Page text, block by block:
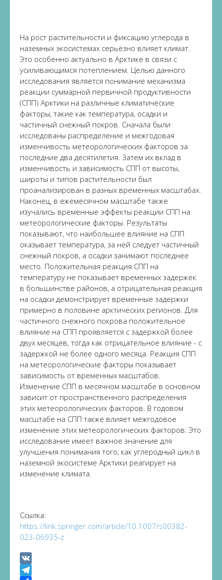
На рост растительности и фиксацию углерода в
наземных экосистемах серьёзно влияет климат.
Это особенно актуально в Арктике в связи с
усиливающимся потеплением. Целью данного
исследования является понимание механизма
реакции суммарной первичной продуктивности
(СПП) Арктики на различные климатические
факторы, такие как температура, осадки и
частичный снежный покров. Сначала были
исследованы распределение и межгодовая
изменчивость метеорологических факторов за
последние два десятилетия. Затем их вклад в
изменчивость и зависимость СПП от высоты,
широты и типов растительности был
проанализирован в разных временных масштабах.
Наконец, в ежемесячном масштабе также
изучались временные эффекты реакции СПП на
метеорологические факторы. Результаты
показывают, что наибольшее влияние на СПП
оказывает температура, за ней следует частичный
снежный покров, а осадки занимают последнее
место. Положительная реакция СПП на
температуру не показывает временных задержек
в большинстве районов, а отрицательная реакция
на осадки демонстрирует временные задержки
примерно в половине арктических регионов. Для
частичного снежного покрова положительное
влияние на СПП проявляется с задержкой более
двух месяцев, тогда как отрицательное влияние - с
задержкой не более одного месяца. Реакция СПП
на метеорологические факторы показывает
зависимость от временных масштабов.
Изменение СПП в месячном масштабе в основном
зависит от пространственного распределения
этих метеорологических факторов. В годовом
масштабе на СПП также влияет межгодовое
изменение этих метеорологических факторов. Это
исследование имеет важное значение для
улучшения понимания того, как углеродный цикл в
наземной экосистеме Арктики реагирует на
изменение климата.
Ссылка:
https://link.springer.com/article/10.1007/s00382-
023-06935-z
VK